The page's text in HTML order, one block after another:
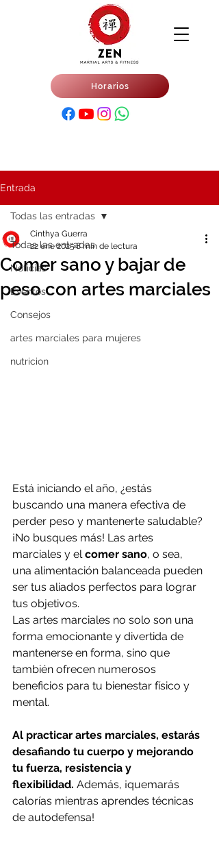
Horarios
Entrada
Todas las entradas
Noticias
Eventos
Consejos
artes marciales para mujeres
nutricion
Todas las entradas
Comer sano y bajar de
peso con artes marciales
Cinthya Guerra
22 ene 20258 min de lectura
Está iniciando el año, ¿estás
buscando una manera efectiva de
perder peso y mantenerte saludable?
¡No busques más! Las artes
marciales y el comer sano, o sea,
una alimentación balanceada pueden
ser tus aliados perfectos para lograr
tus objetivos.
Las artes marciales no solo son una
forma emocionante y divertida de
mantenerse en forma, sino que
también ofrecen numerosos
beneficios para tu bienestar físico y
mental.
Al practicar artes marciales, estarás
desafiando tu cuerpo y mejorando
tu fuerza, resistencia y
flexibilidad. Además, ¡quemarás
calorías mientras aprendes técnicas
de autodefensa!